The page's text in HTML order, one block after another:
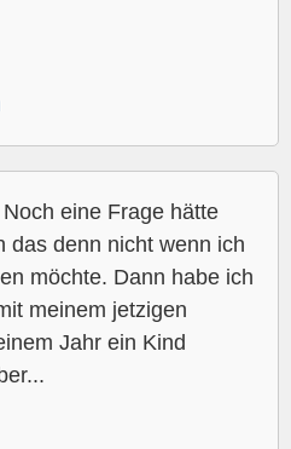
eine Frage hätte
das denn nicht wenn ich
möchte. Dann habe ich
meinem jetzigen
Jahr ein Kind